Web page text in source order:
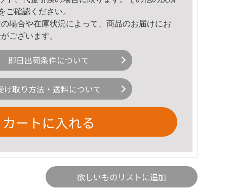
ご確認ください。
場合や在庫状況によって、商品のお届けにお
ございます。
即日出荷条件について
け取り方法・送料について
カートに入れる
欲しいものリストに追加